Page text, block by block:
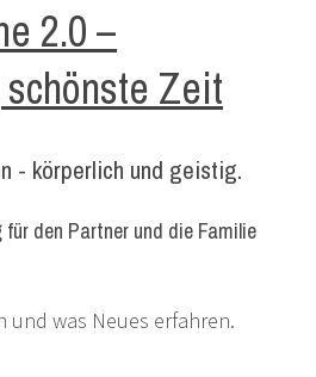
2.0 –
Zeit
- körperlich und geistig.
den Partner und die Familie
und was Neues erfahren.